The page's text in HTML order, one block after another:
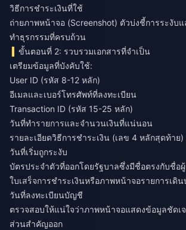
วิธีการชำระเงินที่ใช้
ถ่ายภาพหน้าจอ (Screenshot) ตัวบ่งชี้การระงับแ
ทำธุรกรรมที่ครบถ้วน
ขั้นตอนที่ 2: รวบรวมเอกสารที่จำเป็น
เตรียมข้อมูลที่บังคับใช้:
User ID (รหัส 8-12 หลัก)
อีเมลและเบอร์โทรศัพท์ที่ลงทะเบียน
Transaction ID (รหัส 15-25 หลัก)
วันที่ทำรายการและจำนวนเงินที่แน่นอน
รายละเอียดวิธีการชำระเงิน (เลข 4 หลักสุดท้าย)
วันที่เริ่มถูกระงับ
บัตรประจำตัวที่ออกโดยรัฐบาลซึ่งมีชื่อตรงกับชื่อ
ใบเสร็จการชำระเงินหรือภาพหน้าจอรายการเดิ
วันที่ลงทะเบียนบัญชี
ตรวจสอบให้แน่ใจว่าภาพหน้าจอแสดงข้อมูลชัดเ
ส่วนสำคัญออก